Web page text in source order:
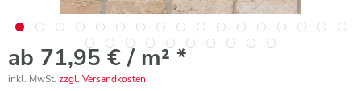
ab 71,95 € / m² *
inkl. MwSt. zzgl. Versandkosten